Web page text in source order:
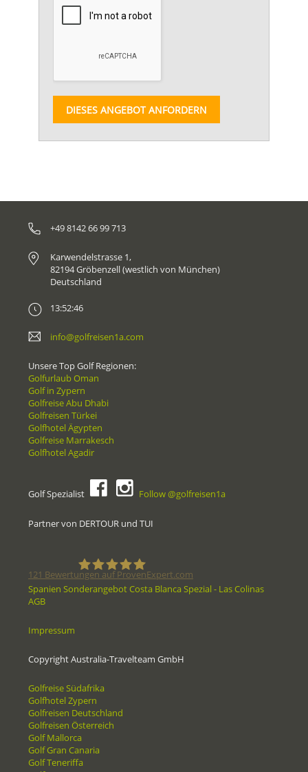
DIESES ANGEBOT ANFORDERN
+49 8142 66 99 713
Karwendelstrasse 1,
82194 Gröbenzell (westlich von München)
Deutschland
13:52:46
info@golfreisen1a.com
Unsere Top Golf Regionen:
Golfurlaub Oman
Golf in Zypern
Golfreise Abu Dhabi
Golfreisen Türkei
Golfhotel Ägypten
Golfreise Marrakesch
Golfhotel Agadir
Golf Spezialist Follow @golfreisen1a
Partner von DERTOUR und TUI
121 Bewertungen auf ProvenExpert.com
Spanien Sonderangebot Costa Blanca Spezial - Las Colinas
AGB
Impressum
Copyright Australia-Travelteam GmbH
Golfreise Südafrika
Golfhotel Zypern
Golfreisen Deutschland
Golfreisen Österreich
Golf Mallorca
Golf Gran Canaria
Golf Teneriffa